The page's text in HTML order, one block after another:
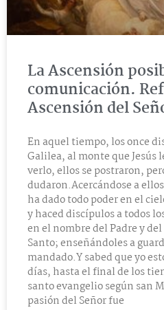
La Ascensión
comunicación.
Ascensión del
En aquel tiempo, los once
Galilea, al monte que Jesús
verlo, ellos se postraron,
dudaron.Acercándose a
ha dado todo poder en el
y haced discípulos a todos
en el nombre del Padre y
Santo; enseñándoles a
mandado.Y sabed que yo
días, hasta el final de los
santo evangelio según san
pasión del Señor fue